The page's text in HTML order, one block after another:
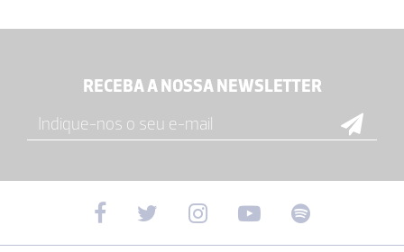
RECEBA A NOSSA NEWSLETTER